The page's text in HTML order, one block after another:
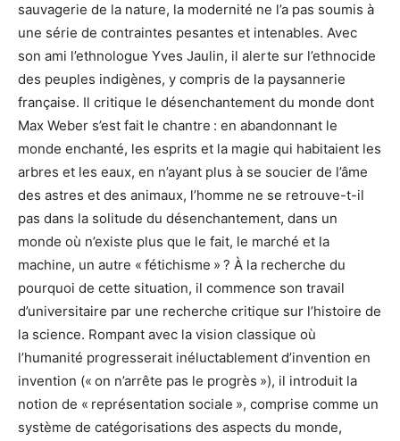
sauvagerie de la nature, la modernité ne l’a pas soumis à
une série de contraintes pesantes et intenables. Avec
son ami l’ethnologue Yves Jaulin, il alerte sur l’ethnocide
des peuples indigènes, y compris de la paysannerie
française. Il critique le désenchantement du monde dont
Max Weber s’est fait le chantre : en abandonnant le
monde enchanté, les esprits et la magie qui habitaient les
arbres et les eaux, en n’ayant plus à se soucier de l’âme
des astres et des animaux, l’homme ne se retrouve-t-il
pas dans la solitude du désenchantement, dans un
monde où n’existe plus que le fait, le marché et la
machine, un autre « fétichisme » ? À la recherche du
pourquoi de cette situation, il commence son travail
d’universitaire par une recherche critique sur l’histoire de
la science. Rompant avec la vision classique où
l’humanité progresserait inéluctablement d’invention en
invention (« on n’arrête pas le progrès »), il introduit la
notion de « représentation sociale », comprise comme un
système de catégorisations des aspects du monde,